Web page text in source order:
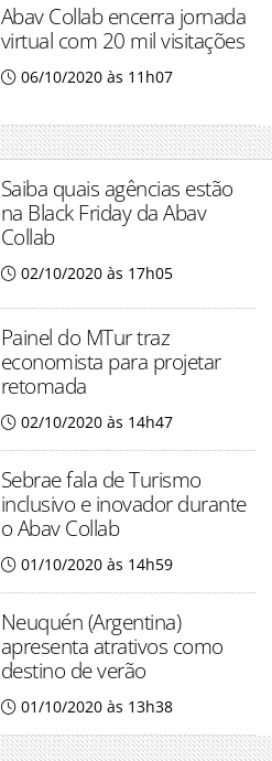
Abav Collab encerra jornada
virtual com 20 mil visitações
06/10/2020 às 11h07
Saiba quais agências estão
na Black Friday da Abav
Collab
02/10/2020 às 17h05
Painel do MTur traz
economista para projetar
retomada
02/10/2020 às 14h47
Sebrae fala de Turismo
inclusivo e inovador durante
o Abav Collab
01/10/2020 às 14h59
Neuquén (Argentina)
apresenta atrativos como
destino de verão
01/10/2020 às 13h38